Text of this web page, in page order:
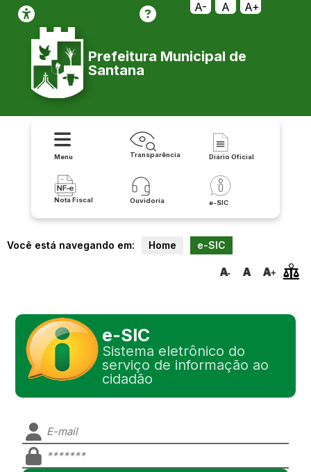
A- A A+
Prefeitura Municipal de
Santana
Menu Transparência Diário Oficial
Nota Fiscal Ouvidoria e-SIC
Você está navegando em: Home e-SIC
e-SIC
Sistema eletrônico do
serviço de informação ao
cidadão